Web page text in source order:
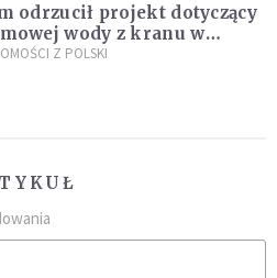
odrzucił projekt dotyczący
wody z kranu w
Z POLSKI